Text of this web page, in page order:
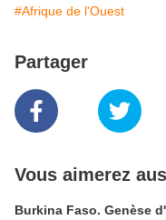
#Afrique de l'Ouest
Partager
Vous aimerez
Burkina Faso. Genèse